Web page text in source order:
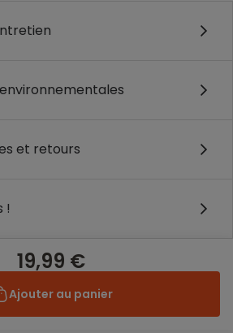
et retours
!
19,99 €
Ajouter au panier